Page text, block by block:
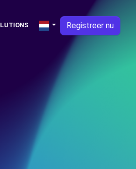
Registreer nu